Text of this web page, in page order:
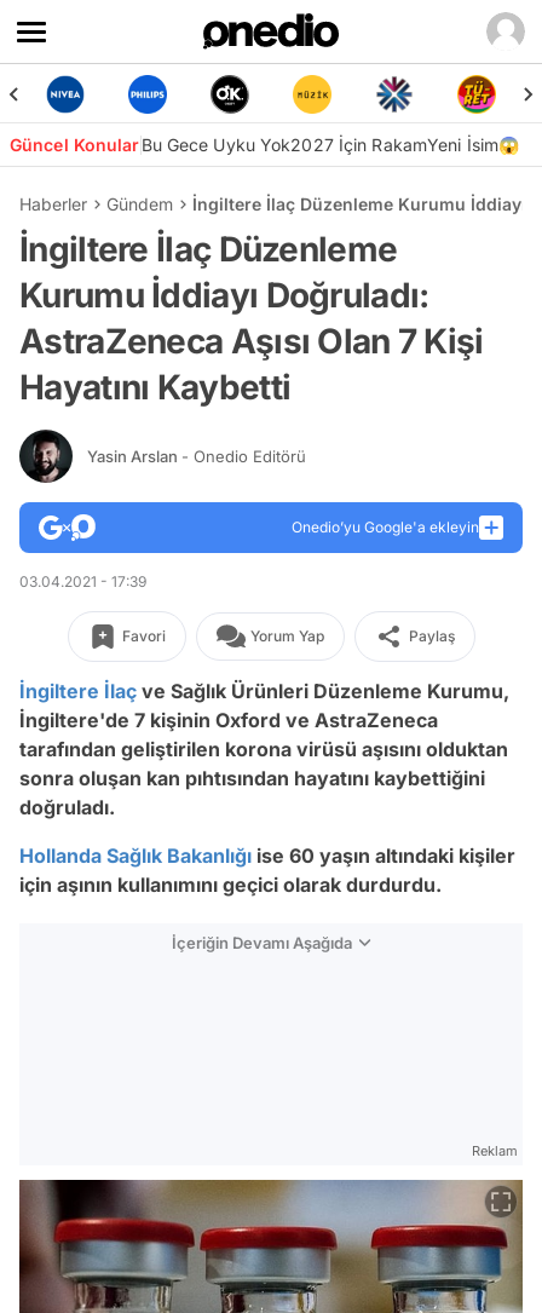
Güncel KonularBu Gece Uyku Yok2027 İçin RakamYeni İsim😱
Haberler Gündem İngiltere İlaç Düzenleme Kurumu İddiayı
İngiltere İlaç Düzenleme
Kurumu İddiayı Doğruladı:
AstraZeneca Aşısı Olan 7 Kişi
Hayatını Kaybetti
Yasin Arslan - Onedio Editörü
Onedio’yu Google'a ekleyin
03.04.2021 - 17:39
Favori Yorum Yap Paylaş
İngiltere İlaç ve Sağlık Ürünleri Düzenleme Kurumu,
İngiltere'de 7 kişinin Oxford ve AstraZeneca
tarafından geliştirilen korona virüsü aşısını olduktan
sonra oluşan kan pıhtısından hayatını kaybettiğini
doğruladı.
Hollanda Sağlık Bakanlığı ise 60 yaşın altındaki kişiler
için aşının kullanımını geçici olarak durdurdu.
İçeriğin Devamı Aşağıda
Reklam